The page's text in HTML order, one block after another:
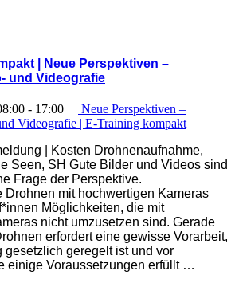
| Neue Perspektiven –
und Videografie
- 17:00
Neue Perspektiven –
Videografie | E-Training kompakt
| Kosten Drohnenaufnahme,
Seen, SH Gute Bilder und Videos sind
Frage der Perspektive.
Drohnen mit hochwertigen Kameras
Möglichkeiten, die mit
nicht umzusetzen sind. Gerade
erfordert eine gewisse Vorarbeit,
gesetzlich geregelt ist und vor
einige Voraussetzungen erfüllt …